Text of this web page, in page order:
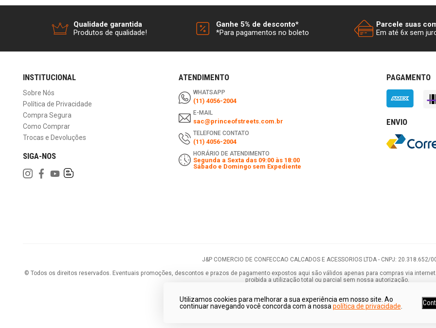
Qualidade garantida
Produtos de qualidade!
Ganhe 5% de desconto*
*Para pagamentos no boleto
Parcele suas
Em até 6x sem
INSTITUCIONAL
Sobre Nós
Política de Privacidade
Compra Segura
Como Comprar
Trocas e Devoluções
SIGA-NOS
ATENDIMENTO
WHATSAPP
(11) 4056-2004
E-MAIL
sac@princeofstreets.com.br
TELEFONE CONTATO
(11) 4056-2004
HORÁRIO DE ATENDIMENTO
Segunda a Sexta das 09:00 às 18:00
Sábado e Domingo sem Expediente
PAGAMENTO
ENVIO
J&P COMERCIO DE CONFECCAO CALCADOS E ACESSORIOS LTDA - CNPJ: 20.318.652/
© Todos os direitos reservados. Eventuais promoções, descontos e prazos de pagamento expostos aqui são válidos apenas para compras via
proibida a utilização total ou parcial sem nossa autorização.
Utilizamos cookies para melhorar a sua experiência em nosso site. Ao
continuar navegando você concorda com a nossa política de privacidade